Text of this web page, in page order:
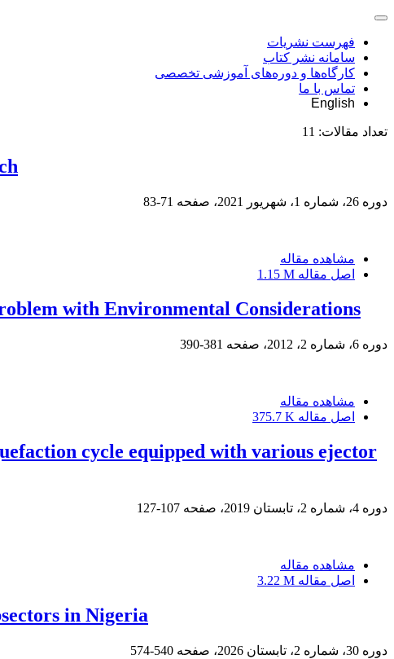
فهرست نشریات
سامانه نشر کتاب
کارگاه‌ها و دوره‌های آموزشی تخصصی
تماس با ما
English
تعداد مقالات: 11
دوره 26، شماره 1، شهریور 2021، صفحه 71-83
مشاهده مقاله
اصل مقاله 1.15 M
with Environmental Considerations
دوره 6، شماره 2، 2012، صفحه 381-390
مشاهده مقاله
اصل مقاله 375.7 K
cycle equipped with various ejector
دوره 4، شماره 2، تابستان 2019، صفحه 107-127
مشاهده مقاله
اصل مقاله 3.22 M
in Nigeria
دوره 30، شماره 2، تابستان 2026، صفحه 540-574